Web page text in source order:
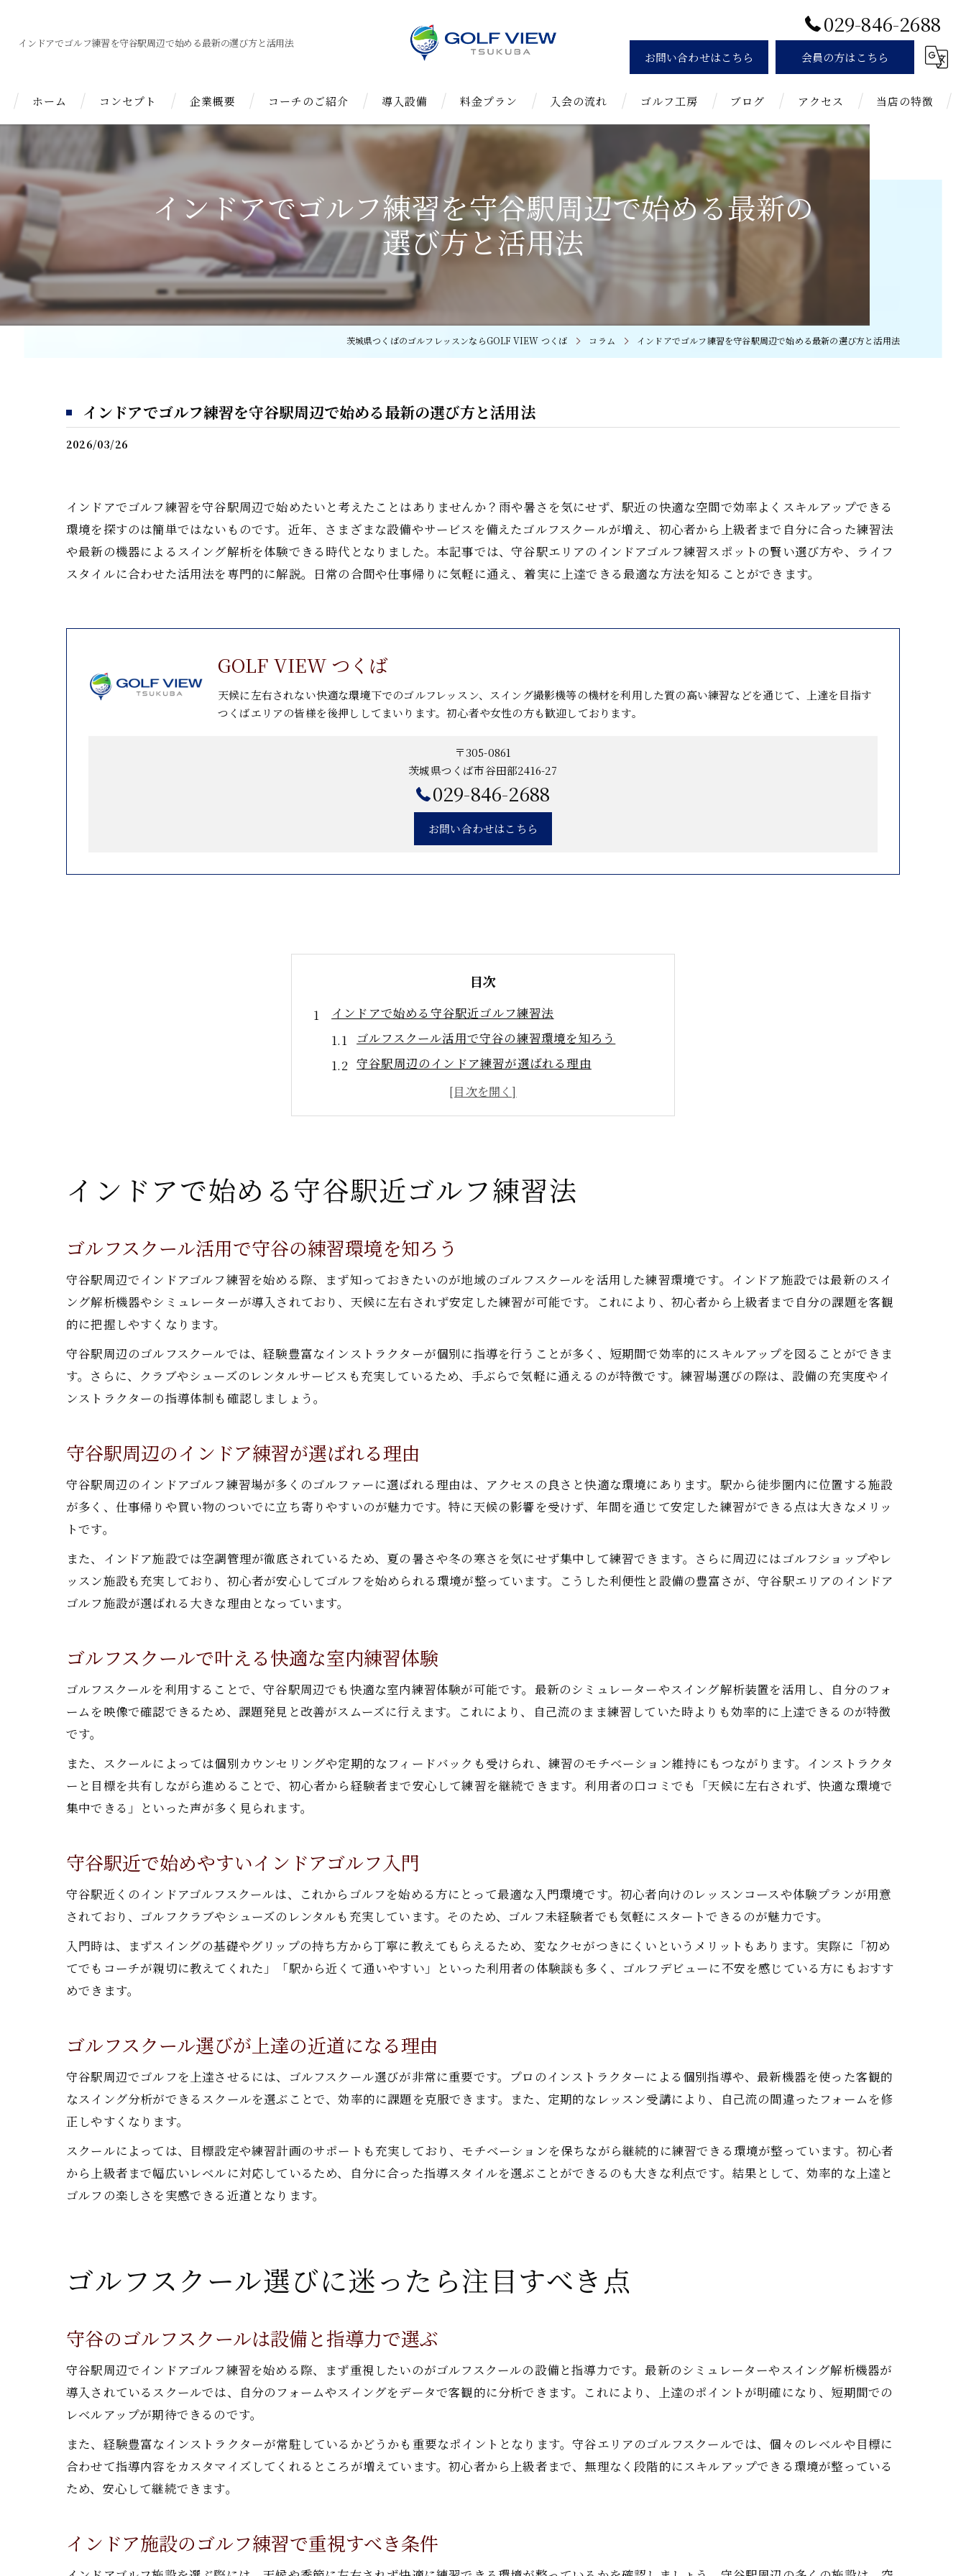
インドアでゴルフ練習を守谷駅周辺で始める最新の選び方と活用法
029-846-2688
お問い合わせはこちら 会員の方はこちら
ホーム コンセプト 企業概要 コーチのご紹介 導入設備 料金プラン 入会の流れ
よくある質問
ゴルフ工房 ブログ
お知らせ
アクセス 当店の特徴
初心者
インドアでゴルフ練習を守谷駅周辺で始める最新の
選び方と活用法
茨城県つくばのゴルフレッスンならGOLF VIEW つくば コラム インドアでゴルフ練習を守谷駅周辺で始める最新の選び方と活用法
インドアでゴルフ練習を守谷駅周辺で始める最新の選び方と活用法
2026/03/26
インドアでゴルフ練習を守谷駅周辺で始めたいと考えたことはありませんか？雨や暑さを気にせず、駅近の快適な空間で効率よくスキルアップできる
環境を探すのは簡単ではないものです。近年、さまざまな設備やサービスを備えたゴルフスクールが増え、初心者から上級者まで自分に合った練習法
や最新の機器によるスイング解析を体験できる時代となりました。本記事では、守谷駅エリアのインドアゴルフ練習スポットの賢い選び方や、ライフ
スタイルに合わせた活用法を専門的に解説。日常の合間や仕事帰りに気軽に通え、着実に上達できる最適な方法を知ることができます。
GOLF VIEW つくば
天候に左右されない快適な環境下でのゴルフレッスン、スイング撮影機等の機材を利用した質の高い練習などを通じて、上達を目指す
つくばエリアの皆様を後押ししてまいります。初心者や女性の方も歓迎しております。
〒305-0861
茨城県つくば市谷田部2416-27
029-846-2688
お問い合わせはこちら
目次
インドアで始める守谷駅近ゴルフ練習法
ゴルフスクール活用で守谷の練習環境を知ろう
守谷駅周辺のインドア練習が選ばれる理由
ゴルフスクールで叶える快適な室内練習体験
守谷駅近で始めやすいインドアゴルフ入門
守谷のゴルフスクールは設備と指導力で選ぶ
ゴルフスクールの選択で失敗しないチェックポイント
初心者も安心のゴルフスクール選びのコツ
守谷ゴルフ練習場は天候に左右されない快適空間
守谷駅近インドア練習場のおすすめポイント
守谷駅エリアの快適ゴルフ練習を体験しよう
守谷駅周辺で人気のゴルフスクール体験談
快適な施設でインドアゴルフ練習を楽しむ方法
守谷のインドアゴルフ練習が選ばれる理由
ゴルフスクール利用者のリアルな声を紹介
インドア施設を活用した上達のコツを伝授
守谷駅近ゴルフスクールの練習メニュー活用術
最新設備で身につくゴルフ練習のポイント
仕事帰りに通えるゴルフスクールの魅力
守谷駅近ゴルフスクールは仕事帰りに最適
仕事帰りにリフレッシュできるゴルフ練習法
守谷のゴルフスクールで無理なく上達する方法
インドアで始める守谷駅近ゴルフ練習法
ゴルフスクール活用で守谷の練習環境を知ろう
守谷駅周辺でインドアゴルフ練習を始める際、まず知っておきたいのが地域のゴルフスクールを活用した練習環境です。インドア施設では最新のスイ
ング解析機器やシミュレーターが導入されており、天候に左右されず安定した練習が可能です。これにより、初心者から上級者まで自分の課題を客観
的に把握しやすくなります。
守谷駅周辺のゴルフスクールでは、経験豊富なインストラクターが個別に指導を行うことが多く、短期間で効率的にスキルアップを図ることができま
す。さらに、クラブやシューズのレンタルサービスも充実しているため、手ぶらで気軽に通えるのが特徴です。練習場選びの際は、設備の充実度やイ
ンストラクターの指導体制も確認しましょう。
守谷駅周辺のインドア練習が選ばれる理由
守谷駅周辺のインドアゴルフ練習場が多くのゴルファーに選ばれる理由は、アクセスの良さと快適な環境にあります。駅から徒歩圏内に位置する施設
が多く、仕事帰りや買い物のついでに立ち寄りやすいのが魅力です。特に天候の影響を受けず、年間を通じて安定した練習ができる点は大きなメリッ
トです。
また、インドア施設では空調管理が徹底されているため、夏の暑さや冬の寒さを気にせず集中して練習できます。さらに周辺にはゴルフショップやレ
ッスン施設も充実しており、初心者が安心してゴルフを始められる環境が整っています。こうした利便性と設備の豊富さが、守谷駅エリアのインドア
ゴルフ施設が選ばれる大きな理由となっています。
ゴルフスクールで叶える快適な室内練習体験
ゴルフスクールを利用することで、守谷駅周辺でも快適な室内練習体験が可能です。最新のシミュレーターやスイング解析装置を活用し、自分のフォ
ームを映像で確認できるため、課題発見と改善がスムーズに行えます。これにより、自己流のまま練習していた時よりも効率的に上達できるのが特徴
です。
また、スクールによっては個別カウンセリングや定期的なフィードバックも受けられ、練習のモチベーション維持にもつながります。インストラクタ
ーと目標を共有しながら進めることで、初心者から経験者まで安心して練習を継続できます。利用者の口コミでも「天候に左右されず、快適な環境で
集中できる」といった声が多く見られます。
守谷駅近で始めやすいインドアゴルフ入門
守谷駅近くのインドアゴルフスクールは、これからゴルフを始める方にとって最適な入門環境です。初心者向けのレッスンコースや体験プランが用意
されており、ゴルフクラブやシューズのレンタルも充実しています。そのため、ゴルフ未経験者でも気軽にスタートできるのが魅力です。
入門時は、まずスイングの基礎やグリップの持ち方から丁寧に教えてもらえるため、変なクセがつきにくいというメリットもあります。実際に「初め
てでもコーチが親切に教えてくれた」「駅から近くて通いやすい」といった利用者の体験談も多く、ゴルフデビューに不安を感じている方にもおすす
めできます。
ゴルフスクール選びが上達の近道になる理由
守谷駅周辺でゴルフを上達させるには、ゴルフスクール選びが非常に重要です。プロのインストラクターによる個別指導や、最新機器を使った客観的
なスイング分析ができるスクールを選ぶことで、効率的に課題を克服できます。また、定期的なレッスン受講により、自己流の間違ったフォームを修
正しやすくなります。
スクールによっては、目標設定や練習計画のサポートも充実しており、モチベーションを保ちながら継続的に練習できる環境が整っています。初心者
から上級者まで幅広いレベルに対応しているため、自分に合った指導スタイルを選ぶことができるのも大きな利点です。結果として、効率的な上達と
ゴルフの楽しさを実感できる近道となります。
ゴルフスクール選びに迷ったら注目すべき点
守谷のゴルフスクールは設備と指導力で選ぶ
守谷駅周辺でインドアゴルフ練習を始める際、まず重視したいのがゴルフスクールの設備と指導力です。最新のシミュレーターやスイング解析機器が
導入されているスクールでは、自分のフォームやスイングをデータで客観的に分析できます。これにより、上達のポイントが明確になり、短期間での
レベルアップが期待できるのです。
また、経験豊富なインストラクターが常駐しているかどうかも重要なポイントとなります。守谷エリアのゴルフスクールでは、個々のレベルや目標に
合わせて指導内容をカスタマイズしてくれるところが増えています。初心者から上級者まで、無理なく段階的にスキルアップできる環境が整っている
ため、安心して継続できます。
インドア施設のゴルフ練習で重視すべき条件